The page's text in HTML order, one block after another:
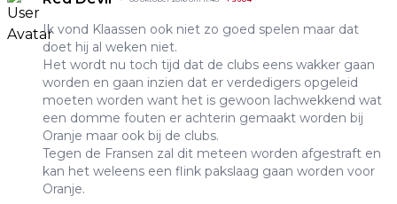
Ik vond Klaassen ook niet zo goed spelen maar dat
doet hij al weken niet.
Het wordt nu toch tijd dat de clubs eens wakker gaan
worden en gaan inzien dat er verdedigers opgeleid
moeten worden want het is gewoon lachwekkend wat
een domme fouten er achterin gemaakt worden bij
Oranje maar ook bij de clubs.
Tegen de Fransen zal dit meteen worden afgestraft en
kan het weleens een flink pakslaag gaan worden voor
Oranje.